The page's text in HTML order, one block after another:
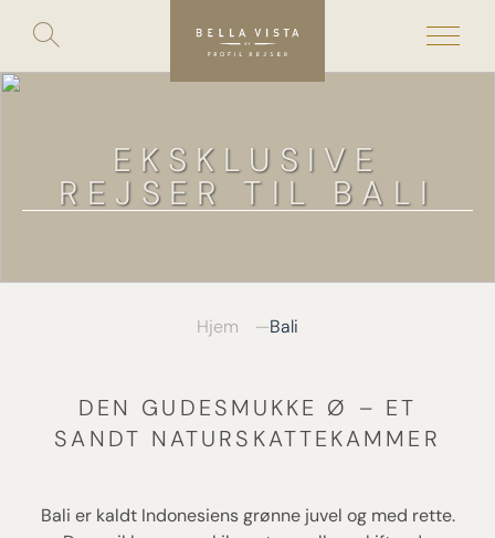
Skip
content
Toggle
search
EKSKLUSIVE
REJSER TIL BALI
Hjem Bali
DEN GUDESMUKKE Ø – ET
SANDT NATURSKATTEKAMMER
Bali er kaldt Indonesiens grønne juvel og med rette.